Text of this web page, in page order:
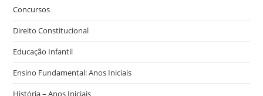
Concursos
Direito Constitucional
Educação Infantil
Ensino Fundamental: Anos Iniciais
História – Anos Iniciais